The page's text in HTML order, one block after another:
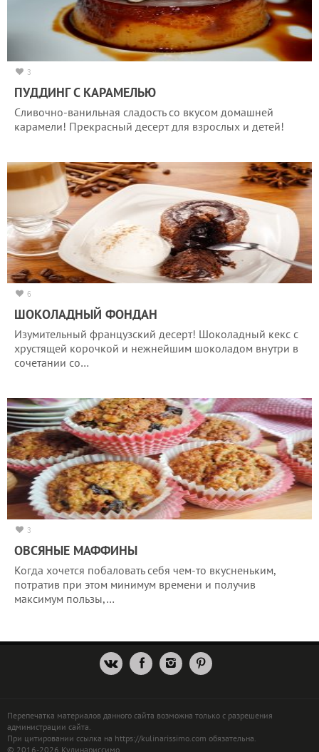
3
ПУДДИНГ С КАРАМЕЛЬЮ
Сливочно-ванильная сладость со вкусом домашней
карамели! Прекрасный десерт для взрослых и детей!
6
ШОКОЛАДНЫЙ ФОНДАН
Изумительный французский десерт! Шоколадный кекс с
хрустящей корочкой и нежнейшим шоколадом внутри в
сочетании со…
3
ОВСЯНЫЕ МАФФИНЫ
Когда хочется побаловать себя чем-то вкусненьким,
потратив при этом минимум времени и получив
максимум пользы,…
Перепечатка материалов данного сайта возможна только с разрешения
администрации сайта.
При цитировании ссылка на https://kulinarissimo.com обязательна.
© 2016-2026 Кулинариссимо